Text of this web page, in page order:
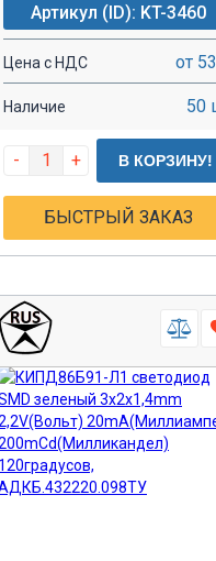
Артикул (ID): KT-3460
Цена с НДС от
Наличие 50
- + В КОРЗИНУ!
БЫСТРЫЙ ЗАКАЗ